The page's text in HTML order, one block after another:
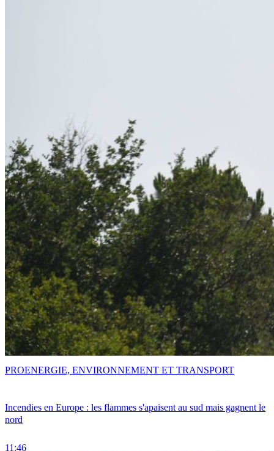
Incendies en Europe : les flammes s'apaisent au sud mais gagnent le
nord
11:46
PROENERGIE, ENVIRONNEMENT ET TRANSPORT